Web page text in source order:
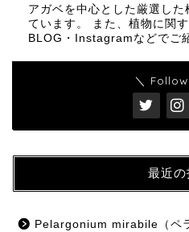
アガベを中心とした厳選し
ています。 また、植物に関
BLOG・Instagramなどでご
＼
最近の
Pelargonium mirabile（ペ